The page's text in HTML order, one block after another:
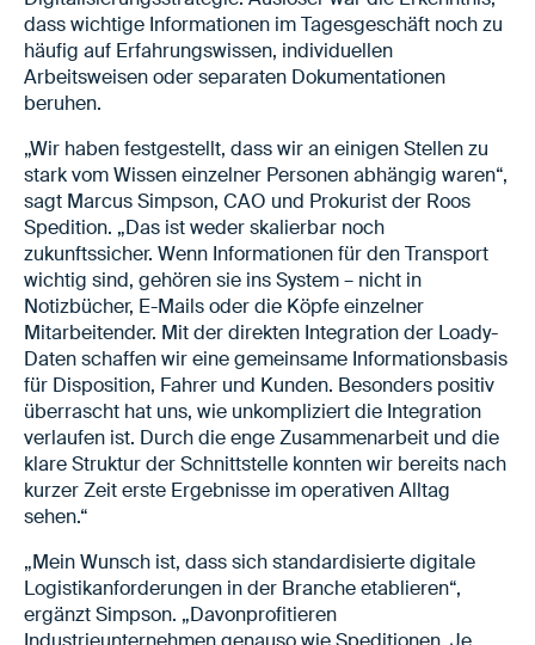
dass wichtige Informationen im Tagesgeschäft noch zu
häufig auf Erfahrungswissen, individuellen
Arbeitsweisen oder separaten Dokumentationen
beruhen.
„Wir haben festgestellt, dass wir an einigen Stellen zu
stark vom Wissen einzelner Personen abhängig waren“,
sagt Marcus Simpson, CAO und Prokurist der Roos
Spedition. „Das ist weder skalierbar noch
zukunftssicher. Wenn Informationen für den Transport
wichtig sind, gehören sie ins System – nicht in
Notizbücher, E-Mails oder die Köpfe einzelner
Mitarbeitender. Mit der direkten Integration der Loady-
Daten schaffen wir eine gemeinsame Informationsbasis
für Disposition, Fahrer und Kunden. Besonders positiv
überrascht hat uns, wie unkompliziert die Integration
verlaufen ist. Durch die enge Zusammenarbeit und die
klare Struktur der Schnittstelle konnten wir bereits nach
kurzer Zeit erste Ergebnisse im operativen Alltag
sehen.“
„Mein Wunsch ist, dass sich standardisierte digitale
Logistikanforderungen in der Branche etablieren“,
ergänzt Simpson. „Davonprofitieren